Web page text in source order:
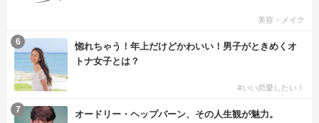
美容・メイク
惚れちゃう！年上だけどかわいい！男子がときめくオ
トナ女子とは？
#いい恋愛したい！
6
オードリー・ヘップバーン、その人生観が魅力。
7